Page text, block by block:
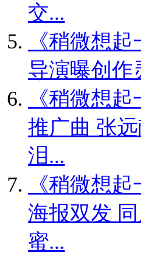
交...
《稍微想
导演曝创作
《稍微想
推广曲 张
泪...
《稍微想
海报双发
蜜...